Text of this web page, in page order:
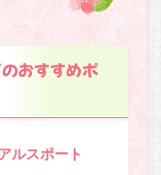
おすすめポ
ルスポート